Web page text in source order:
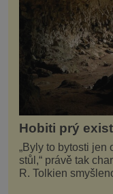
Hobiti prý
„Byly to bytosti jen
stůl,“ právě tak
R. Tolkien smyšlenou rasu
říká, následně